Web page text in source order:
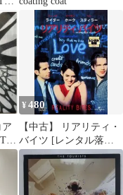
¥480
【中古】 リアリティ・
バイツ [レンタル落ち]
[DVD]